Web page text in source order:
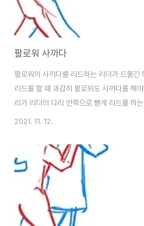
팔로워 사까다
팔로워의 사까다를 리드하는 리더가 드물긴
리드를 할 때 과감히 팔로워도 사까다를 해
리가 리더의 다리 안쪽으로 뻗게 리드를 하
엉성하게 리더의 다리를 넘어가는 경우가 많
를 리드한다면 사까다를 해보자. Tip - 팔
다리와 축이 동시에 움직이는 것이 아니라
수 있도록 다리부터 뻗어 리더의 다리가 사
는지 확인한 다음 무게를 옮겨야 한다. Tip -
다 리드는 간단한 동작..
2021. 11. 12.